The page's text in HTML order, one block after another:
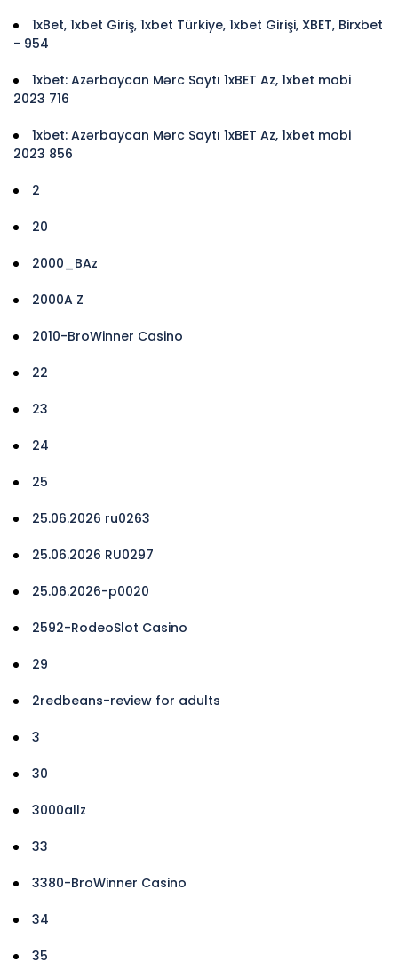
1xBet, 1xbet Giriş, 1xbet Türkiye, 1xbet Girişi, XBET, Birxbet
- 954
1xbet: Azərbaycan Mərc Saytı 1xBET Az, 1xbet mobi
2023 716
1xbet: Azərbaycan Mərc Saytı 1xBET Az, 1xbet mobi
2023 856
2
20
2000_BAz
2000A Z
2010-BroWinner Casino
22
23
24
25
25.06.2026 ru0263
25.06.2026 RU0297
25.06.2026-p0020
2592-RodeoSlot Casino
29
2redbeans-review for adults
3
30
3000allz
33
3380-BroWinner Casino
34
35